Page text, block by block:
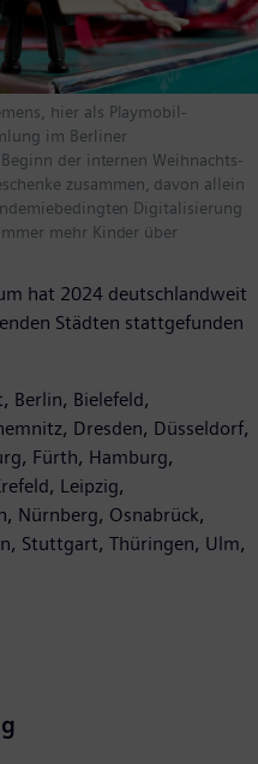
hier als Playmobil-
im Berliner
der internen Weihnachts-
zusammen, davon allein
Digitalisierung
mehr Kinder über
hat 2024 deutschlandweit
Städten stattgefunden
Berlin, Bielefeld,
Dresden, Düsseldorf,
Fürth, Hamburg,
Leipzig,
Nürnberg, Osnabrück,
Stuttgart, Thüringen, Ulm,